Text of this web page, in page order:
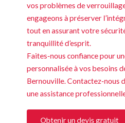
vos problèmes de
engageons à préserver
tout en assurant votre
tranquillité d’esprit.
Faites-nous confiance pour
personnalisée à vos besoins
Bernouville. Contactez-nous
une assistance
Obtenir un devis gratuit